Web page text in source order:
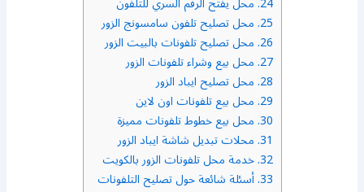
25. محل تصليح تلفون سامسونج الزور
26. محل تصليح تلفونات بالبيت الزور
27. محل بيع وشراء تلفونات الزور
28. محل تصليح ايباد الزور
29. محل بيع تلفونات اون لاين
30. محل بيع خطوط تلفونات مميزة
31. محلات تبديل شاشة ايباد الزور
32. خدمة محل تلفونات الزور بالكويت
33. أسئلة شائعة حول تصليح التلفونات